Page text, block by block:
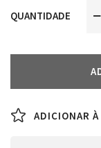
QUANTIDADE
ADICIONAR